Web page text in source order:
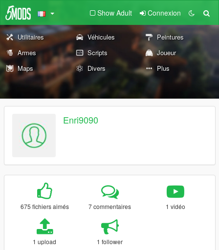
Show Adult Connexion
Utilitaires Véhicules
Peintures
Armes
Scripts
Joueur
Maps
Divers Plus
Enri9090
675 fichiers aimés 7 commentaires 1 vidéo
1 upload 1 follower